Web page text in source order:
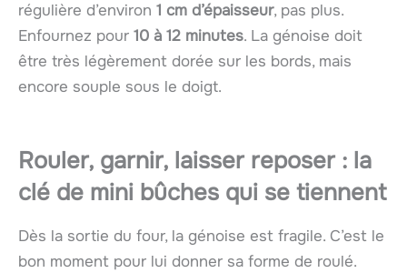
régulière d’environ 1 cm d’épaisseur, pas plus.
Enfournez pour 10 à 12 minutes. La génoise doit
être très légèrement dorée sur les bords, mais
encore souple sous le doigt.
Rouler, garnir, laisser reposer : la
clé de mini bûches qui se tiennent
Dès la sortie du four, la génoise est fragile. C’est le
bon moment pour lui donner sa forme de roulé.